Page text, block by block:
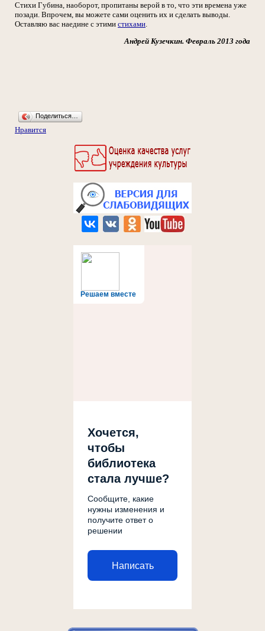
Решаем вместе
Хочется,
чтобы
библиотека
стала лучше?
Сообщите, какие
нужны изменения и
получите ответ о
решении
Написать
Стихи Губина, наоборот, пропитаны верой в то, что эти времена уже
позади. Впрочем, вы можете сами оценить их и сделать выводы.
Оставляю вас наедине с этими стихами.
Андрей Кузечкин. Февраль 2013 года
Поделиться…
Нравится